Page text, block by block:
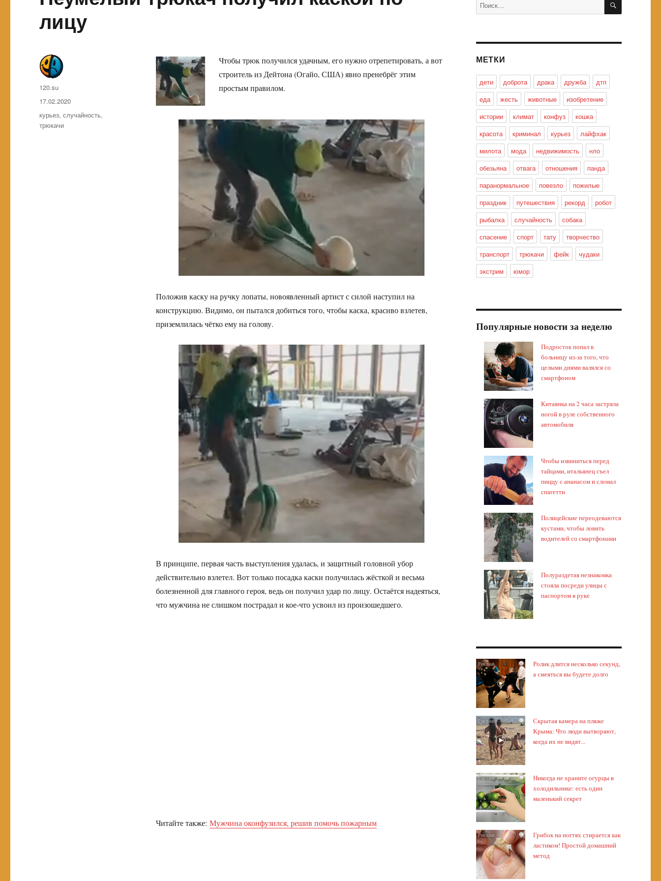
лицу
Чтобы трюк получился удачным, его нужно отрепетировать, а вот
строитель из Дейтона (Огайо, США) явно пренебрёг этим
простым правилом.
Положив каску на ручку лопаты, новоявленный артист с силой наступил на
конструкцию. Видимо, он пытался добиться того, чтобы каска, красиво взлетев,
приземлилась чётко ему на голову.
В принципе, первая часть выступления удалась, и защитный головной убор
действительно взлетел. Вот только посадка каски получилась жёсткой и весьма
болезненной для главного героя, ведь он получил удар по лицу. Остаётся надеяться,
что мужчина не слишком пострадал и кое-что усвоил из произошедшего.
Читайте также: Мужчина оконфузился, решив помочь пожарным
Автор
120.su
Опубликовано
17.02.2020
Метки
курьез,случайность,
трюкачи
МЕТКИ
дети доброта драка дружба
дтп
еда
жесть животные
изобретение
истории
климат конфуз
кошка
красота
криминал курьез
лайфхак
милота
мода недвижимость
нло
обезьяна
отвага отношения
панда
паранормальное
повезло
пожилые
праздник
путешествия рекорд
робот
рыбалка
случайность
собака
спасение
спорт тату
творчество
транспорт
трюкачи фейк
чудаки
экстрим
юмор
Популярные новости за неделю
Подросток попал в
больницу из-за того, что
целыми днями валялся со
смартфоном
Китаянка на 2 часа застряла
ногой в руле собственного
автомобиля
Чтобы извиниться перед
тайцами, итальянец съел
пиццу с ананасом и сломал
спагетти
Полицейские переодеваются
кустами, чтобы ловить
водителей со смартфонами
Полураздетая незнакомка
стояла посреди улицы с
паспортом в руке
i
Ролик длится несколько секунд,
а смеяться вы будете долго
i
Скрытая камера на пляже
Крыма: Что люди вытворяют,
когда их не видят...
i
Никогда не храните огурцы в
холодильнике: есть один
маленький секрет
i
Грибок на ногтях стирается как
ластиком! Простой домашний
метод